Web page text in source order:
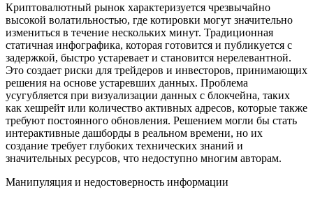
Криптовалютный рынок характеризуется чрезвычайно
высокой волатильностью, где котировки могут значительно
измениться в течение нескольких минут. Традиционная
статичная инфографика, которая готовится и публикуется с
задержкой, быстро устаревает и становится нерелевантной.
Это создает риски для трейдеров и инвесторов, принимающих
решения на основе устаревших данных. Проблема
усугубляется при визуализации данных с блокчейна, таких
как хешрейт или количество активных адресов, которые также
требуют постоянного обновления. Решением могли бы стать
интерактивные дашборды в реальном времени, но их
создание требует глубоких технических знаний и
значительных ресурсов, что недоступно многим авторам.
Манипуляция и недостоверность информации